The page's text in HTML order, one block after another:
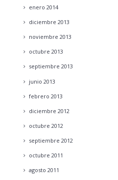
enero 2014
diciembre 2013
noviembre 2013
octubre 2013
septiembre 2013
junio 2013
febrero 2013
diciembre 2012
octubre 2012
septiembre 2012
octubre 2011
agosto 2011